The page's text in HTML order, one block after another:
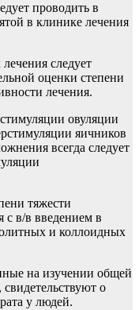
проводить в
в клинике лечения
следует
оценки степени
лечения.
овуляции
яичников
всегда следует
тяжести
с в/в введением в
и коллоидных
на изучении общей
о
у людей.